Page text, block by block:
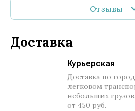
Отзывы
Доставка
Курьерская
Доставка по
легковом
небольших
от 450 руб.